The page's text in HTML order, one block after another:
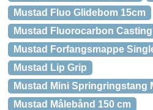
Mustad Fluo Glidebom 15cm
Mustad Fluorocarbon
Mustad Forfangsmappe
Mustad Lip Grip
Mustad Mini Springringstang
Mustad Målebånd 150 cm